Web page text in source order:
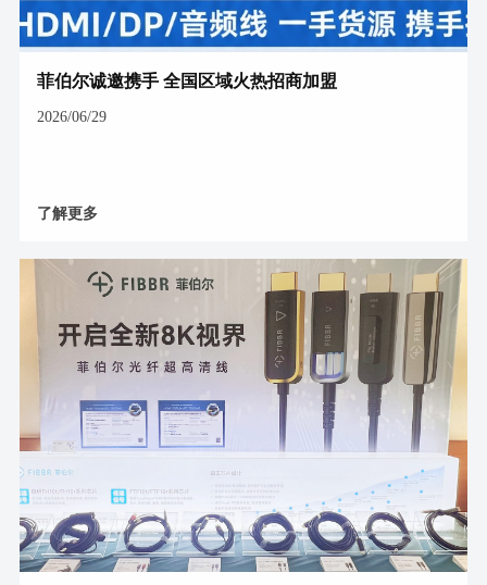
菲伯尔诚邀携手 全国区域火热招商加盟
2026/06/29
了解更多